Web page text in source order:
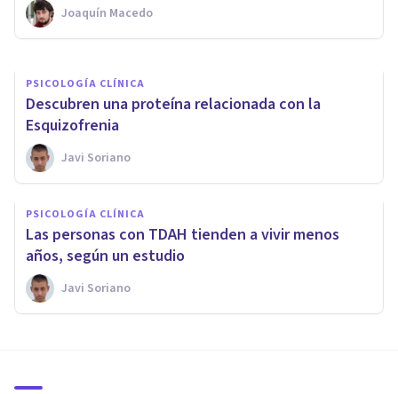
Joaquín Macedo
Javi Soriano
PSICOLOGÍA CLÍNICA
Descubren una proteína relacionada con la
Esquizofrenia
Javi Soriano
PSICOLOGÍA CLÍNICA
Las personas con TDAH tienden a vivir menos
años, según un estudio
Javi Soriano